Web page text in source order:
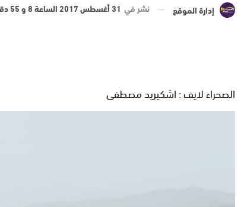
إدارة الموقع نشر في 31 أغسطس 2017 الساعة 8 و 55 دقيقة
الصحراء لايف : اشكيريد مصطفى